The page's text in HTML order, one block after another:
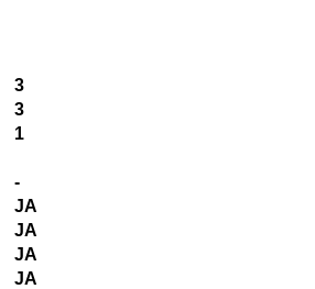
3
3
1
-
JA
JA
JA
JA